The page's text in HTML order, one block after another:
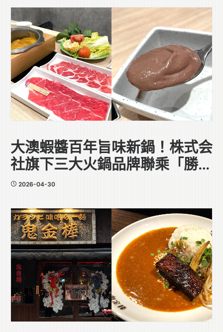
大澳蝦醬百年旨味新鍋！株式会
社旗下三大火鍋品牌聯乘「勝利
香蝦廠」
2026-04-30